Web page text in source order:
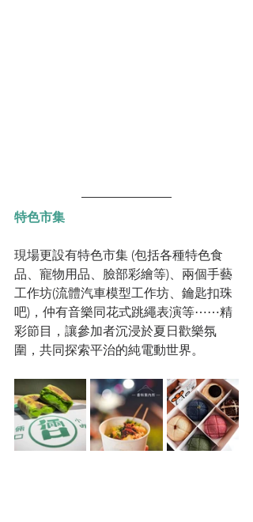
特色市集
現場更設有特色市集 (包括各種特色食
品、寵物用品、臉部彩繪等)、兩個手藝
工作坊(流體汽車模型工作坊、鑰匙扣珠
吧)，仲有音樂同花式跳繩表演等⋯⋯精
彩節目，讓參加者沉浸於夏日歡樂氛
圍，共同探索平治的純電動世界。